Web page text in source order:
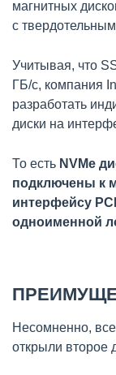
магнитных
с
Учитывая, что
ГБ/с, компания
разработать
диски на
То есть NVMe
подключены к
интерфейсу
одноименной
Несомненно,
открыли второе